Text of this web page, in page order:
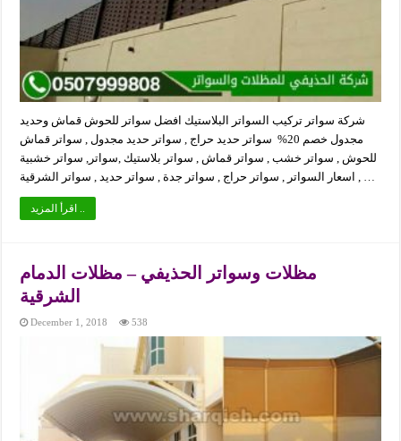
شركة سواتر تركيب السواتر البلاستيك افضل سواتر للحوش قماش وحديد
مجدول خصم 20% سواتر حديد حراج , سواتر حديد مجدول , سواتر قماش
للحوش , سواتر خشب , سواتر قماش , سواتر بلاستيك ,سواتر, سواتر خشبية
, اسعار السواتر , سواتر حراج , سواتر جدة , سواتر حديد , سواتر الشرقية …
اقرأ المزيد ..
مظلات وسواتر الحذيفي – مظلات الدمام
الشرقية
December 1, 2018 538